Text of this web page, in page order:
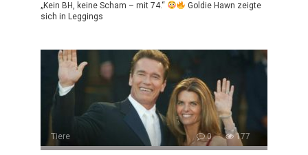
„Kein BH, keine Scham – mit 74.“
Goldie Hawn zeigte
sich in Leggings
Tiere 0 177